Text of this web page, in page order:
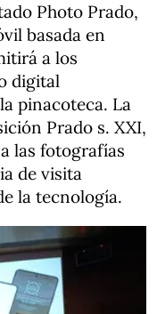
Photo Prado,
basada en
a los
digital
pinacoteca. La
Prado s. XXI,
las fotografías
de visita
la tecnología.